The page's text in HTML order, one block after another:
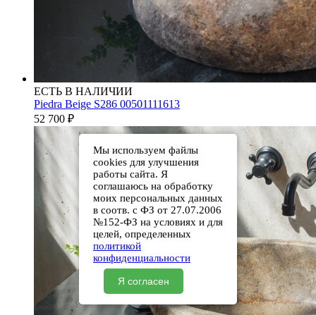
ЕСТЬ В НАЛИЧИИ
Piedra Beige S286 00501111613
52 700 ₽
Мы используем файлы
cookies для улучшения
работы сайта. Я
соглашаюсь на обработку
моих персональных данных
в соотв. с ФЗ от 27.07.2006
№152-ФЗ на условиях и для
целей, определенных
политикой
конфиденциальности
Я согласен